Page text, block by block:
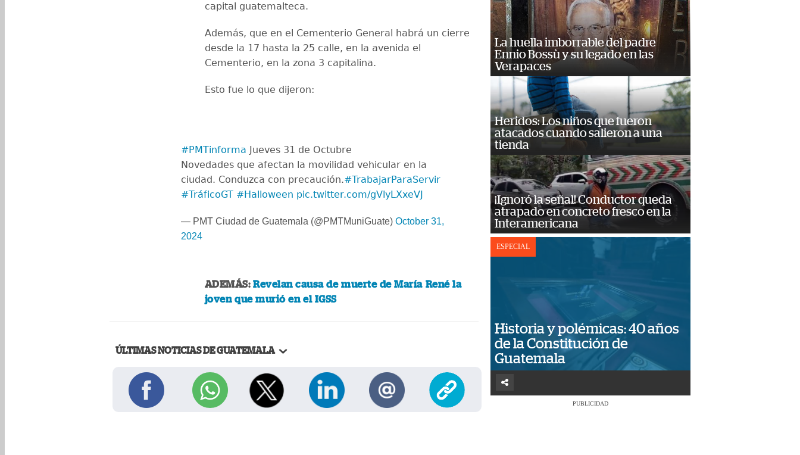
capital guatemalteca.
Además, que en el Cementerio General habrá un cierre
desde la 17 hasta la 25 calle, en la avenida el
Cementerio, en la zona 3 capitalina.
Esto fue lo que dijeron:
#PMTinforma Jueves 31 de Octubre
Novedades que afectan la movilidad vehicular en la
ciudad. Conduzca con precaución.#TrabajarParaServir
#TráficoGT #Halloween pic.twitter.com/gVlyLXxeVJ
— PMT Ciudad de Guatemala (@PMTMuniGuate) October 31,
2024
ADEMÁS:Revelan causa de muerte de María René la
joven que murió en el IGSS
ÚLTIMAS NOTICIAS DE GUATEMALA
La huella imborrable del padre
Ennio Bossù y su legado en las
Verapaces
Heridos: Los niños que fueron
atacados cuando salieron a una
tienda
¡Ignoró la señal! Conductor queda
atrapado en concreto fresco en la
Interamericana
ESPECIAL
Historia y polémicas: 40 años
de la Constitución de
Guatemala
PUBLICIDAD